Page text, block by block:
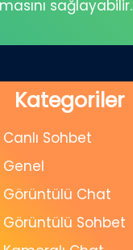
sağlayabilir.
Kategoriler
Canlı Sohbet
Genel
Görüntülü Chat
Görüntülü Sohbet